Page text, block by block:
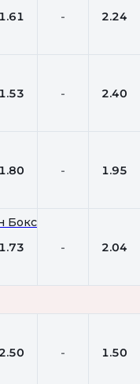
1.61 - 2.24
1.53 - 2.40
1.80 - 1.95
Бокс
1.73 - 2.04
2.50 - 1.50